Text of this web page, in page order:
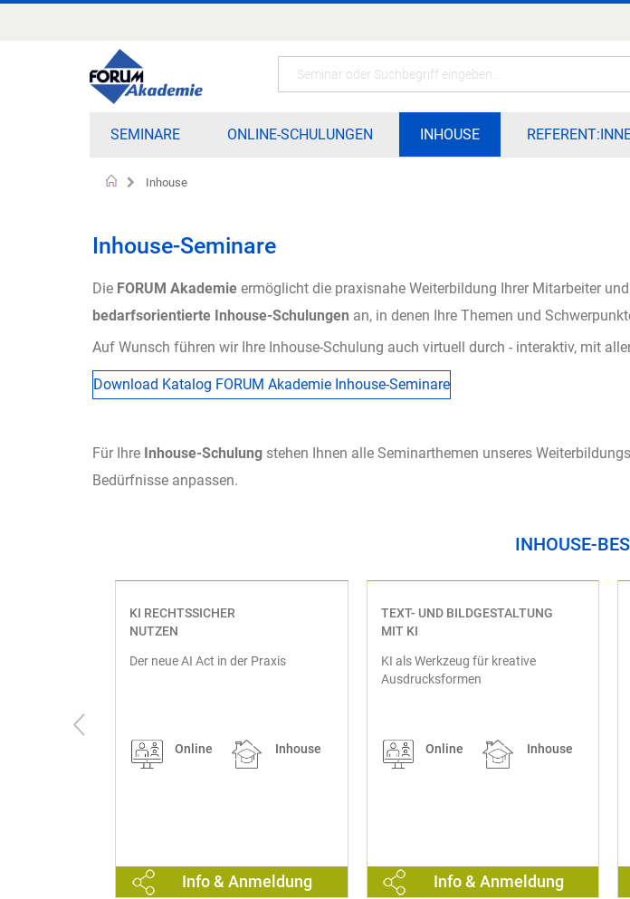
springen
SEMINARE ONLINE-SCHULUNGEN INHOUSE
Inhouse
Inhouse-Seminare
Die FORUM Akademie ermöglicht die praxisnahe Weiterbildung Ihrer Mitarbeiter
bedarfsorientierte Inhouse-Schulungen an, in denen Ihre Themen und
Auf Wunsch führen wir Ihre Inhouse-Schulung auch virtuell durch - interaktiv, mit
Download Katalog FORUM Akademie Inhouse-Seminare
Für Ihre Inhouse-Schulung stehen Ihnen alle Seminarthemen unseres
Bedürfnisse anpassen.
INHOUSE-
KI RECHTSSICHER
NUTZEN
Der neue AI Act in der Praxis
Online Inhouse
Info & Anmeldung
TEXT- UND BILDGESTALTUNG
MIT KI
KI als Werkzeug für kreative
Ausdrucksformen
Online Inhouse
Info & Anmeldung